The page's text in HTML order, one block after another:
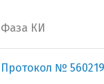
Фаза КИ
Протокол №